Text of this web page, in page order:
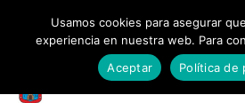
Usamos cookies para asegurar
experiencia en nuestra web. Para
Aceptar
Política de